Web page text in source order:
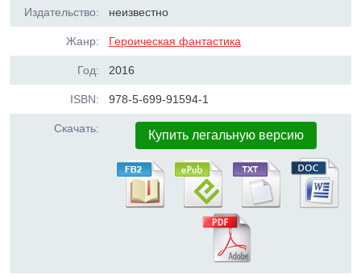
Издательство: неизвестно
Жанр: Героическая фантастика
Год: 2016
ISBN: 978-5-699-91594-1
Скачать: Купить легальную версию